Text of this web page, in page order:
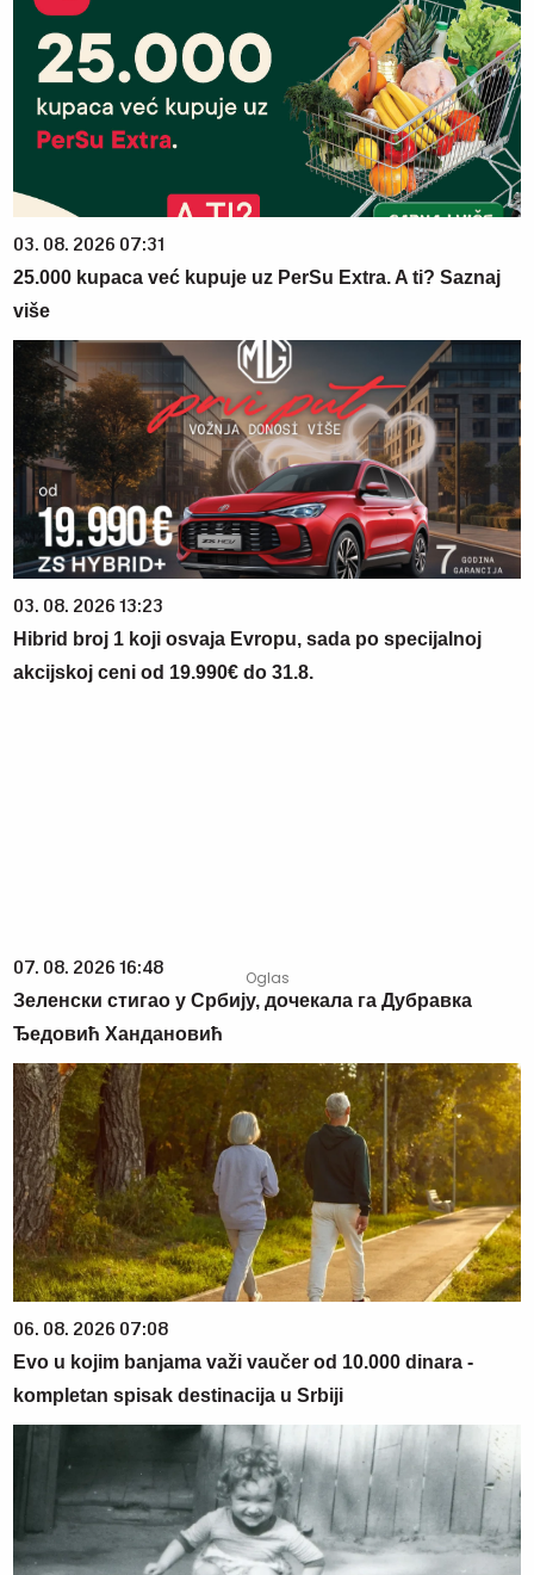
03. 08. 2026 07:31
25.000 kupaca već kupuje uz PerSu Extra. A ti? Saznaj
više
03. 08. 2026 13:23
Hibrid broj 1 koji osvaja Evropu, sada po specijalnoj
akcijskoj ceni od 19.990€ do 31.8.
07. 08. 2026 16:48
Зеленски стигао у Србију, дочекала га Дубравка
Ђедовић Хандановић
06. 08. 2026 07:08
Evo u kojim banjama važi vaučer od 10.000 dinara -
kompletan spisak destinacija u Srbiji